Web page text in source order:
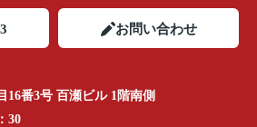
お問い合わせ
16番3号 百瀬ビル 1階南側
30